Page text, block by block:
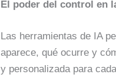
El poder del control en
Las herramientas de IA
aparece, qué ocurre y
y personalizada para